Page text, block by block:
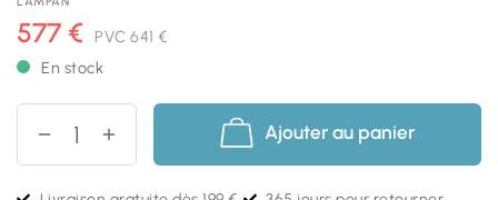
577 € PVC 641 €
En stock
Ajouter au panier